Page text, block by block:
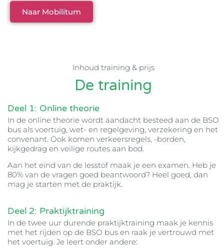
Naar Mobilitum
Inhoud training & prijs
De training
Deel 1: Online theorie
In de online theorie wordt aandacht besteed aan de BSO
bus als voertuig, wet- en regelgeving, verzekering en het
convenant. Ook komen verkeersregels, -borden,
kijkgedrag en veilige routes aan bod.
Aan het eind van de lesstof maak je een examen. Heb je
80% van de vragen goed beantwoord? Heel goed, dan
mag je starten met de praktijk.
Deel 2: Praktijktraining
In de twee uur durende praktijktraining maak je kennis
met het rijden op de BSO bus en raak je vertrouwd met
het voertuig. Je leert onder andere: